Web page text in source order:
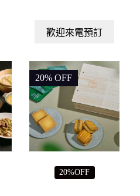
歡迎來電預訂
20% OFF
20%OFF